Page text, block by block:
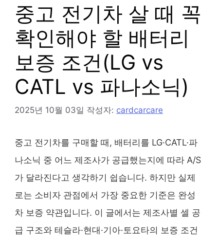
중고 전기차 살 때 꼭
확인해야 할 배터리
보증 조건(LG vs
CATL vs 파나소닉)
2025년 10월 03일 작성자: cardcarcare
중고 전기차를 구매할 때, 배터리를 LG·CATL·파
나소닉 중 어느 제조사가 공급했는지에 따라 A/S
가 달라진다고 생각하기 쉽습니다. 하지만 실제
로는 소비자 관점에서 가장 중요한 기준은 완성
차 보증 약관입니다. 이 글에서는 제조사별 셀 공
급 구조와 테슬라·현대·기아·토요타의 보증 조건